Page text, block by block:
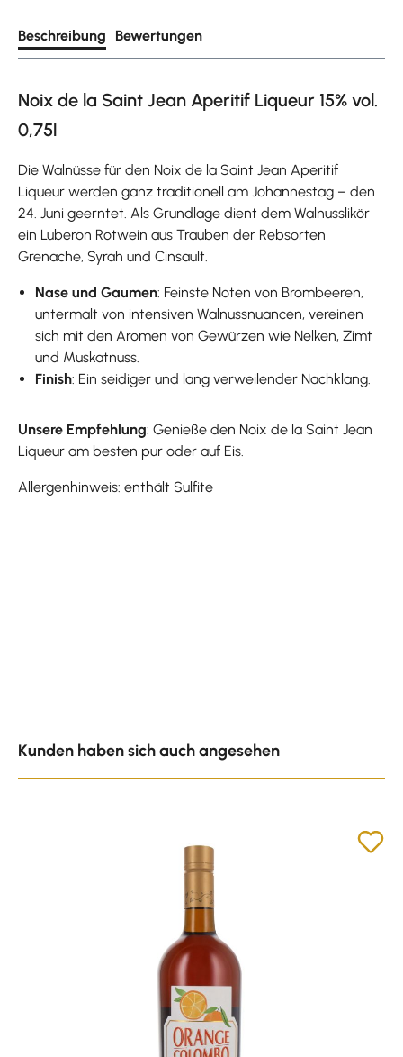
Beschreibung Bewertungen
Noix de la Saint Jean Aperitif Liqueur 15% vol.
0,75l
Die Walnüsse für den Noix de la Saint Jean Aperitif
Liqueur werden ganz traditionell am Johannestag – den
24. Juni geerntet. Als Grundlage dient dem Walnusslikör
ein Luberon Rotwein aus Trauben der Rebsorten
Grenache, Syrah und Cinsault.
Nase und Gaumen: Feinste Noten von Brombeeren,
untermalt von intensiven Walnussnuancen, vereinen
sich mit den Aromen von Gewürzen wie Nelken, Zimt
und Muskatnuss.
Finish: Ein seidiger und lang verweilender Nachklang.
Unsere Empfehlung: Genieße den Noix de la Saint Jean
Liqueur am besten pur oder auf Eis.
Allergenhinweis: enthält Sulfite
Kunden haben sich auch angesehen